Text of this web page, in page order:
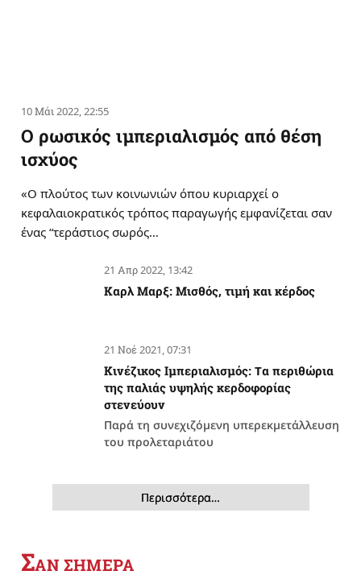
10 Μάι 2022, 22:55
Ο ρωσικός ιμπεριαλισμός από θέση
ισχύος
«Ο πλούτος των κοινωνιών όπου κυριαρχεί ο
κεφαλαιοκρατικός τρόπος παραγωγής εμφανίζεται σαν
ένας “τεράστιος σωρός…
21 Απρ 2022, 13:42
Καρλ Μαρξ: Μισθός, τιμή και κέρδος
21 Νοέ 2021, 07:31
Κινέζικος Ιμπεριαλισμός: Tα περιθώρια
της παλιάς υψηλής κερδοφορίας
στενεύουν
Παρά τη συνεχιζόμενη υπερεκμετάλλευση
του προλεταριάτου
Περισσότερα…
ΣΑΝ ΣΗΜΕΡΑ